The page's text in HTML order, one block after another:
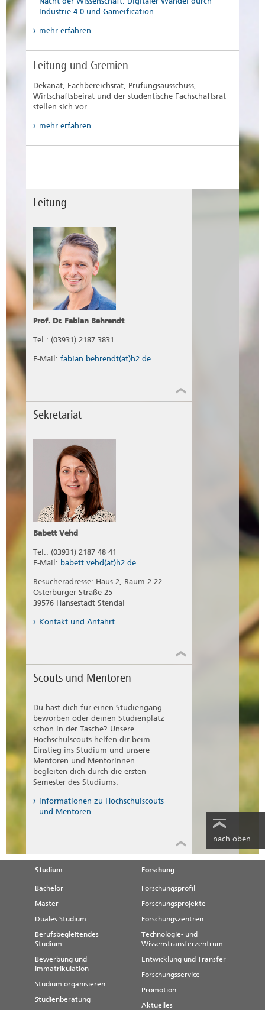
Industrie 4.0 und Gameification
mehr erfahren
Leitung und Gremien
Dekanat, Fachbereichsrat, Prüfungsausschuss,
Wirtschaftsbeirat und der studentische Fachschaftsrat
stellen sich vor.
mehr erfahren
Leitung
Prof. Dr. Fabian Behrendt
Tel.: (03931) 2187 3831
E-Mail: fabian.behrendt(at)h2.de
Sekretariat
Babett Vehd
Tel.: (03931) 2187 48 41
E-Mail: babett.vehd(at)h2.de
Besucheradresse: Haus 2, Raum 2.22
Osterburger Straße 25
39576 Hansestadt Stendal
Kontakt und Anfahrt
Scouts und Mentoren
Du hast dich für einen Studiengang
beworben oder deinen Studienplatz
schon in der Tasche? Unsere
Hochschulscouts helfen dir beim
Einstieg ins Studium und unsere
Mentoren und Mentorinnen
begleiten dich durch die ersten
Semester des Studiums.
Informationen zu Hochschulscouts
und Mentoren
nach oben
Studium
Bachelor
Master
Duales Studium
Berufsbegleitendes
Studium
Bewerbung und
Immatrikulation
Studium organisieren
Studienberatung
Forschung
Forschungsprofil
Forschungsprojekte
Forschungszentren
Technologie- und
Wissenstransferzentrum
Entwicklung und Transfer
Forschungsservice
Promotion
Aktuelles